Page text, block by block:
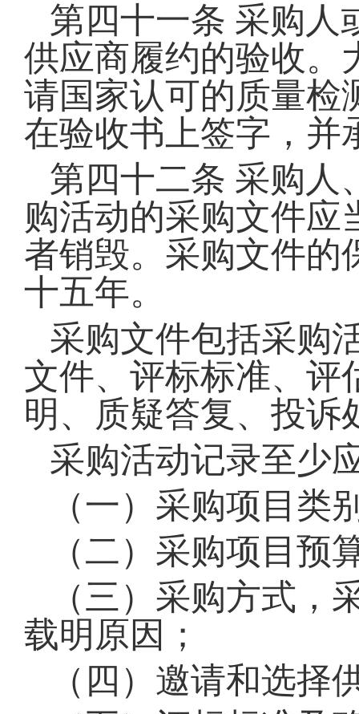
第四十一条 采购人
供应商履约的验收。
请国家认可的质量检
在验收书上签字，并
第四十二条 采购人
购活动的采购文件应
者销毁。采购文件的
十五年。
采购文件包括采购
文件、评标标准、评
明、质疑答复、投诉
采购活动记录至少
（一）采购项目类
（二）采购项目预
（三）采购方式
载明原因；
（四）邀请和选择